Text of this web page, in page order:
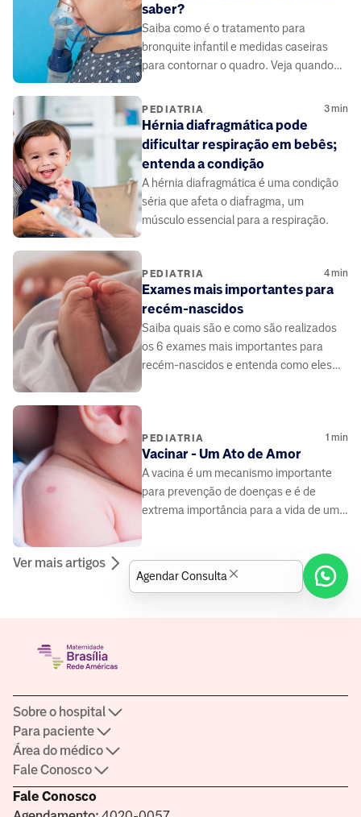
saber?
Saiba como é o tratamento para
bronquite infantil e medidas caseiras
para contornar o quadro. Veja quando
PEDIATRIA 3min
Hérnia diafragmática pode
dificultar respiração em bebês;
entenda a condição
A hérnia diafragmática é uma condição
séria que afeta o diafragma, um
músculo essencial para a respiração.
PEDIATRIA 4min
Exames mais importantes para
recém-nascidos
Saiba quais são e como são realizados
os 6 exames mais importantes para
recém-nascidos e entenda como eles
PEDIATRIA 1 min
Vacinar - Um Ato de Amor
A vacina é um mecanismo importante
para prevenção de doenças e é de
extrema importância para a vida de um
Ver mais artigos
Fale Conosco
Sobre o hospital
Para paciente
Área do médico
Fale Conosco
Agendar Consulta